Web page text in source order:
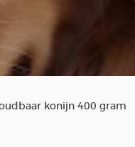
konijn 400 gram